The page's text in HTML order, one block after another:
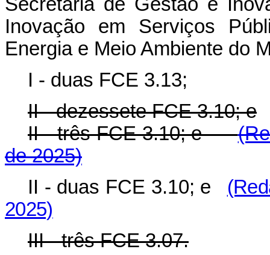
Inovação em Serviços
Energia e Meio Ambiente do
I - duas FCE 3.13;
II - dezessete FCE 3.10; e
II - três FCE 3.10; e
de 2025)
II - duas FCE 3.10; e
2025)
III - três FCE 3.07.